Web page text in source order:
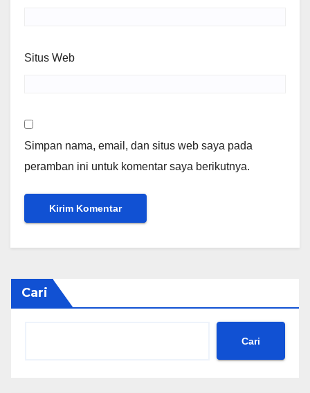
Situs Web
Simpan nama, email, dan situs web saya pada
peramban ini untuk komentar saya berikutnya.
Cari
Cari